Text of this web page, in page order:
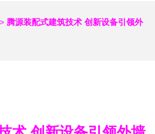
> 腾源装配式建筑技术 创新设备引领外